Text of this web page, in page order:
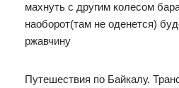
махнуть с другим колесом
наоборот(там не оденется)
ржавчину
Путешествия по Байкалу.